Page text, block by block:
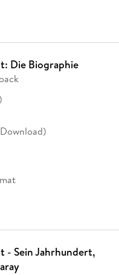
Die Biographie
- Sein Jahrhundert,